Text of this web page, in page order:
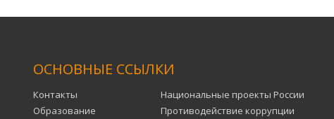
ОСНОВНЫЕ ССЫЛКИ
Контакты
Образование
Национальные проекты России
Противодействие коррупции